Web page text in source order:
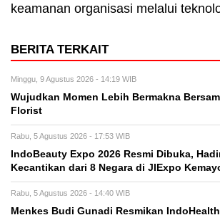
keamanan organisasi melalui
BERITA TERKAIT
Minggu, 9 Agustus 2026 - 14:19 WIB
Wujudkan Momen Lebih Bermakna
Florist
Rabu, 5 Agustus 2026 - 17:53 WIB
IndoBeauty Expo 2026 Resmi Dibuka,
Kecantikan dari 8 Negara di JIExpo
Rabu, 5 Agustus 2026 - 14:40 WIB
Menkes Budi Gunadi Resmikan